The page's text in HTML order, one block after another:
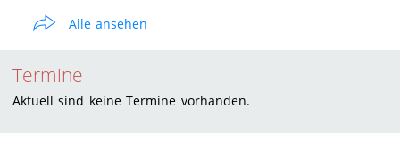
Alle ansehen
Termine
Aktuell sind keine Termine vorhanden.